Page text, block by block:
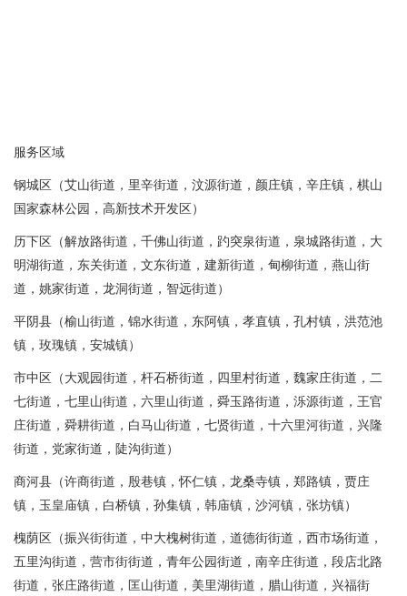
服务区域
钢城区（艾山街道，里辛街道，汶源街道，颜庄镇，辛庄镇，棋山
国家森林公园，高新技术开发区）
历下区（解放路街道，千佛山街道，趵突泉街道，泉城路街道，大
明湖街道，东关街道，文东街道，建新街道，甸柳街道，燕山街
道，姚家街道，龙洞街道，智远街道）
平阴县（榆山街道，锦水街道，东阿镇，孝直镇，孔村镇，洪范池
镇，玫瑰镇，安城镇）
市中区（大观园街道，杆石桥街道，四里村街道，魏家庄街道，二
七街道，七里山街道，六里山街道，舜玉路街道，泺源街道，王官
庄街道，舜耕街道，白马山街道，七贤街道，十六里河街道，兴隆
街道，党家街道，陡沟街道）
商河县（许商街道，殷巷镇，怀仁镇，龙桑寺镇，郑路镇，贾庄
镇，玉皇庙镇，白桥镇，孙集镇，韩庙镇，沙河镇，张坊镇）
槐荫区（振兴街街道，中大槐树街道，道德街街道，西市场街道，
五里沟街道，营市街街道，青年公园街道，南辛庄街道，段店北路
街道，张庄路街道，匡山街道，美里湖街道，腊山街道，兴福街